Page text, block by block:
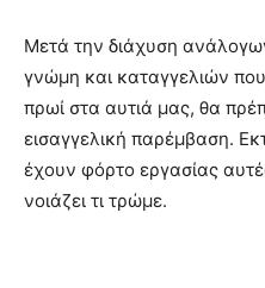
Μετά την διάχυση
γνώμη και καταγγελιών
πρωί στα αυτιά μας, θα
εισαγγελική παρέμβαση.
έχουν φόρτο εργασίας
νοιάζει τι τρώμε.